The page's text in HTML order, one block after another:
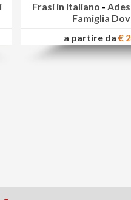
Frasi in Italiano -
Famiglia
a partire da€